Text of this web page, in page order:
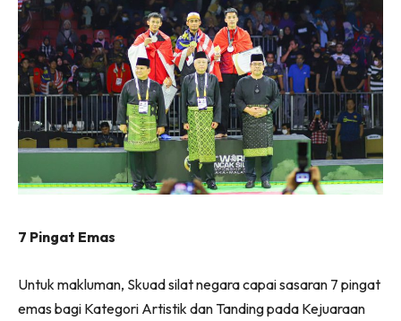
7 Pingat Emas
Untuk makluman, Skuad silat negara capai sasaran 7 pingat
emas bagi Kategori Artistik dan Tanding pada Kejuaraan